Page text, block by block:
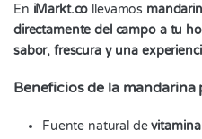
En iMarkt.co llevamos
directamente del campo a tu
sabor, frescura y una
Beneficios de la mandarina
Fuente natural de